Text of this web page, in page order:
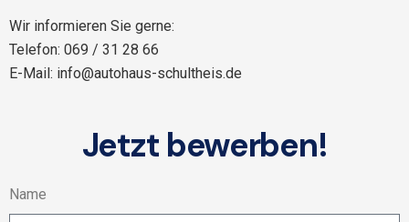
Wir informieren Sie gerne:
Telefon: 069 / 31 28 66
E-Mail: info@autohaus-schultheis.de
Jetzt bewerben!
Name